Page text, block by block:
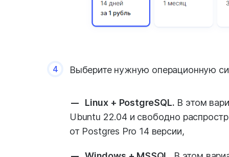
4 Выберите нужную операционную
Linux + PostgreSQL. В этом
Ubuntu 22.04 и свободно
от Postgres Pro 14 версии,